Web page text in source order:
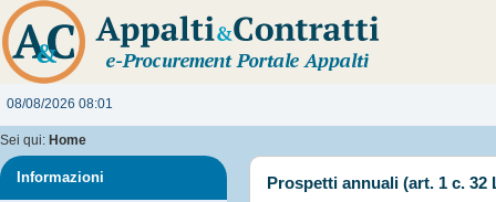
08/08/2026 08:01
Sei qui: Home
Prospetti annuali (art. 1 c. 32
Informazioni